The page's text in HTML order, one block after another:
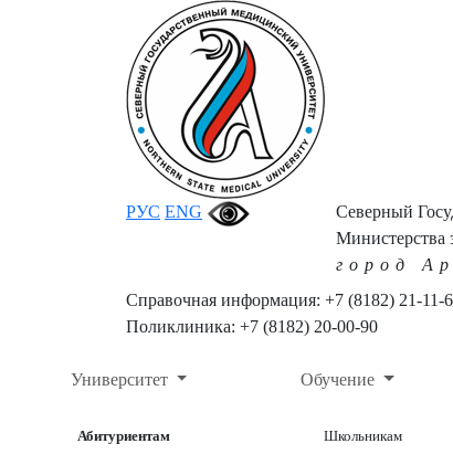
РУС ENG
Северный
Министерства
город
Справочная информация: +7 (8182) 21-11-
Поликлиника: +7 (8182) 20-00-90
Университет Обучение
Абитуриентам Школьникам